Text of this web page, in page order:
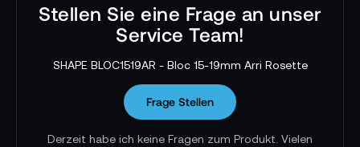
Stellen Sie eine Frage an unser
Service Team!
SHAPE BLOC1519AR - Bloc 15-19mm Arri Rosette
Frage Stellen
Derzeit habe ich keine Fragen zum Produkt. Vielen